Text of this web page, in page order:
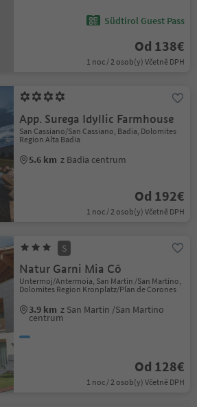
Südtirol Guest Pass
Od 138€
1 noc / 2 osob(y) Včetně DPH
App. Surega Idyllic Farmhouse
San Cassiano/San Cassiano, Badia, Dolomites
Region Alta Badia
5.6 km z Badia centrum
Od 192€
1 noc / 2 osob(y) Včetně DPH
S
Natur Garni Mia Cô
Untermoj/Antermoia, San Martin /San Martino,
Dolomites Region Kronplatz/Plan de Corones
3.9 km z San Martin /San Martino
centrum
Od 128€
1 noc / 2 osob(y) Včetně DPH